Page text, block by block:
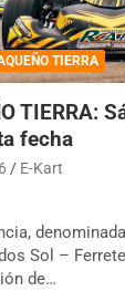
TIERRA
TIERRA:
fecha
E-Kart
Sol –
de…